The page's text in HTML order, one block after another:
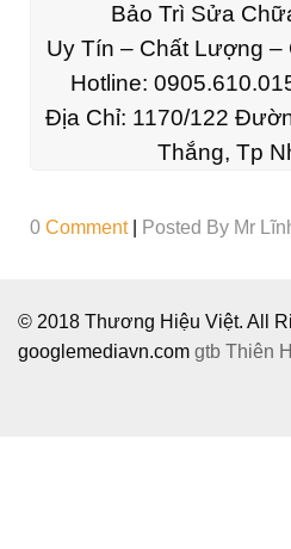
Bảo Trì Sửa
Uy Tín – Chất Lượng –
Hotline:
Địa Chỉ: 1170/122
Thắng, Tp
0 Comment Posted By Mr
© 2018 Thương Hiệu Việt. All
googlemediavn.com gtb Thiên